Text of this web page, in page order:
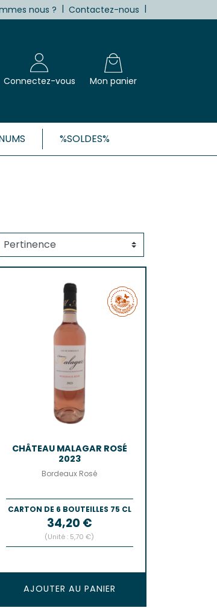
|
Contactez-nous
|
nous ?
Connectez-vous Mon panier
%SOLDES%
CHÂTEAU MALAGAR ROSÉ
2023
Bordeaux Rosé
CARTON DE 6 BOUTEILLES 75 CL
Prix
34,20 €
(Unité : 5,70 €)
AJOUTER AU PANIER